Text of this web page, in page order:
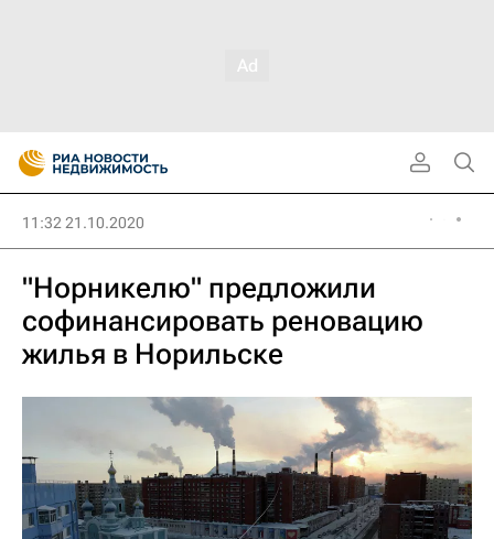
11:32 21.10.2020
"Норникелю" предложили
софинансировать реновацию
жилья в Норильске